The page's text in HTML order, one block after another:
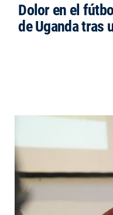
Dolor en el
de Uganda tras